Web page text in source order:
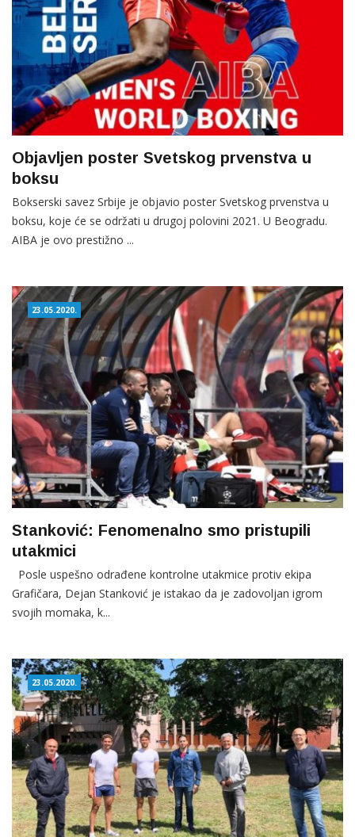
Objavljen poster Svetskog prvenstva u
boksu
Bokserski savez Srbije je objavio poster Svetskog prvenstva u
boksu, koje će se održati u drugoj polovini 2021. U Beogradu.
AIBA je ovo prestižno ...
23.05.2020.
Stanković: Fenomenalno smo pristupili
utakmici
Posle uspešno odrađene kontrolne utakmice protiv ekipa
Grafičara, Dejan Stanković je istakao da je zadovoljan igrom
svojih momaka, k...
23.05.2020.